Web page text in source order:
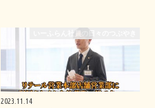
いーふらん社員の日々のつぶやき
2023.11.14